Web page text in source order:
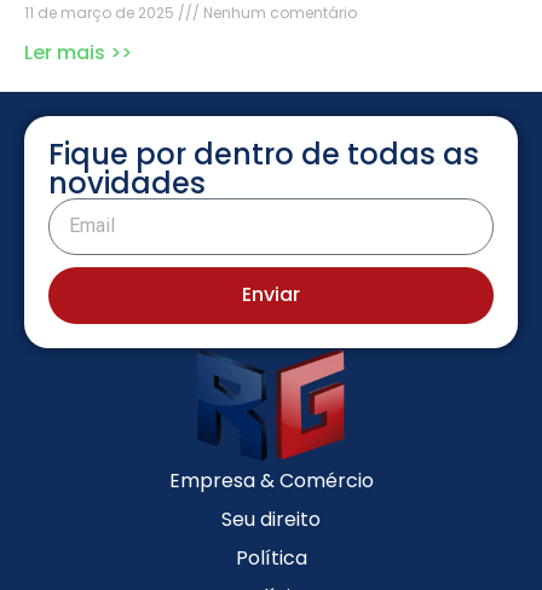
11 de março de 2025 Nenhum comentário
Ler mais >>
Fique por dentro de todas as
novidades
Enviar
Empresa & Comércio
Seu direito
Política